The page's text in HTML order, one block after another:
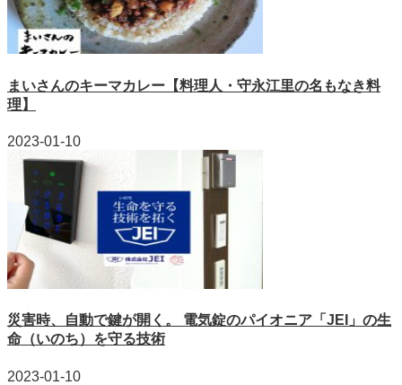
まいさんのキーマカレー【料理人・守永江里の名もなき料
理】
2023-01-10
災害時、自動で鍵が開く。 電気錠のパイオニア「JEI」の生
命（いのち）を守る技術
2023-01-10